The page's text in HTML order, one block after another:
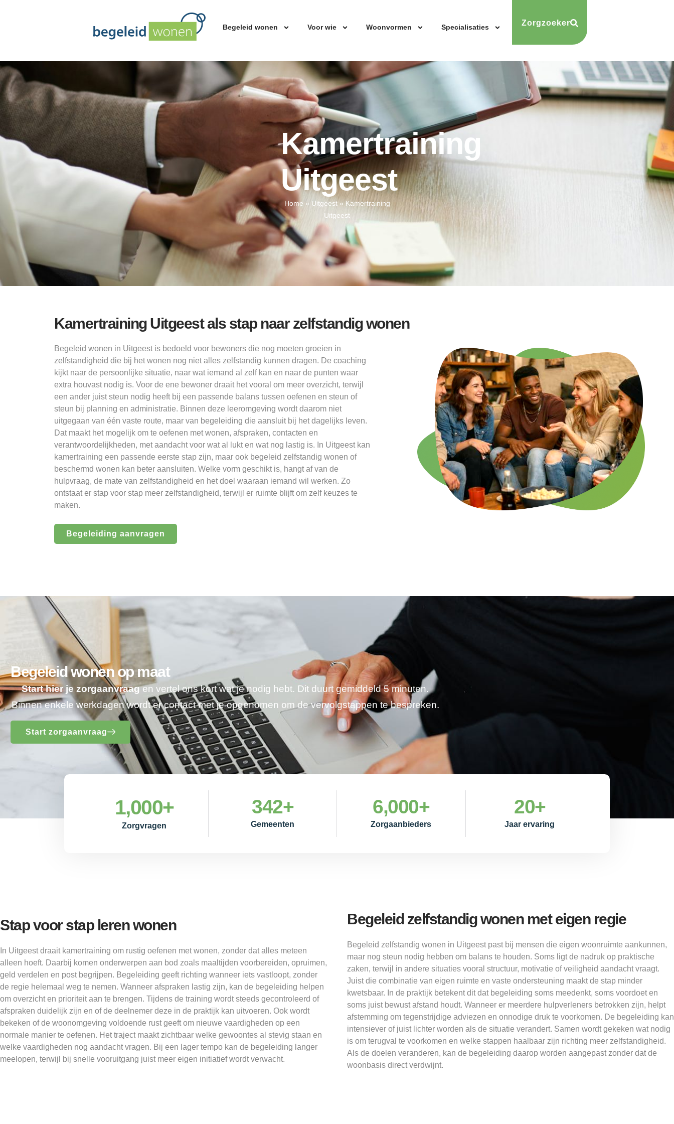
Begeleid wonen Voor wie Woonvormen Specialisaties Zorgzoeker
Kamertraining
Uitgeest
Home » Uitgeest» Kamertraining
Uitgeest
Kamertraining Uitgeest als stap naar zelfstandig wonen
Begeleid wonen in Uitgeest is bedoeld voor bewoners die nog moeten groeien in
zelfstandigheid die bij het wonen nog niet alles zelfstandig kunnen dragen. De coaching
kijkt naar de persoonlijke situatie, naar wat iemand al zelf kan en naar de punten waar
extra houvast nodig is. Voor de ene bewoner draait het vooral om meer overzicht, terwijl
een ander juist steun nodig heeft bij een passende balans tussen oefenen en steun of
steun bij planning en administratie. Binnen deze leeromgeving wordt daarom niet
uitgegaan van één vaste route, maar van begeleiding die aansluit bij het dagelijks leven.
Dat maakt het mogelijk om te oefenen met wonen, afspraken, contacten en
verantwoordelijkheden, met aandacht voor wat al lukt en wat nog lastig is. In Uitgeest kan
kamertraining een passende eerste stap zijn, maar ook begeleid zelfstandig wonen of
beschermd wonen kan beter aansluiten. Welke vorm geschikt is, hangt af van de
hulpvraag, de mate van zelfstandigheid en het doel waaraan iemand wil werken. Zo
ontstaat er stap voor stap meer zelfstandigheid, terwijl er ruimte blijft om zelf keuzes te
maken.
Begeleiding aanvragen
Begeleid wonen op maat
Start hier je zorgaanvraagen vertel ons kort wat je nodig hebt. Dit duurt gemiddeld 5 minuten.
Binnen enkele werkdagen wordt er contact met je opgenomen om de vervolgstappen te bespreken.
Start zorgaanvraag
Zorgvragen
1,000+
Gemeenten
342+
Zorgaanbieders
6,000+
Jaar ervaring
20+
Stap voor stap leren wonen
In Uitgeest draait kamertraining om rustig oefenen met wonen, zonder dat alles meteen
alleen hoeft. Daarbij komen onderwerpen aan bod zoals maaltijden voorbereiden, opruimen,
geld verdelen en post begrijpen. Begeleiding geeft richting wanneer iets vastloopt, zonder
de regie helemaal weg te nemen. Wanneer afspraken lastig zijn, kan de begeleiding helpen
om overzicht en prioriteit aan te brengen. Tijdens de training wordt steeds gecontroleerd of
afspraken duidelijk zijn en of de deelnemer deze in de praktijk kan uitvoeren. Ook wordt
bekeken of de woonomgeving voldoende rust geeft om nieuwe vaardigheden op een
normale manier te oefenen. Het traject maakt zichtbaar welke gewoontes al stevig staan en
welke vaardigheden nog aandacht vragen. Bij een lager tempo kan de begeleiding langer
meelopen, terwijl bij snelle vooruitgang juist meer eigen initiatief wordt verwacht.
Begeleid zelfstandig wonen met eigen regie
Begeleid zelfstandig wonen in Uitgeest past bij mensen die eigen woonruimte aankunnen,
maar nog steun nodig hebben om balans te houden. Soms ligt de nadruk op praktische
zaken, terwijl in andere situaties vooral structuur, motivatie of veiligheid aandacht vraagt.
Juist die combinatie van eigen ruimte en vaste ondersteuning maakt de stap minder
kwetsbaar. In de praktijk betekent dit dat begeleiding soms meedenkt, soms voordoet en
soms juist bewust afstand houdt. Wanneer er meerdere hulpverleners betrokken zijn, helpt
afstemming om tegenstrijdige adviezen en onnodige druk te voorkomen. De begeleiding kan
intensiever of juist lichter worden als de situatie verandert. Samen wordt gekeken wat nodig
is om terugval te voorkomen en welke stappen haalbaar zijn richting meer zelfstandigheid.
Als de doelen veranderen, kan de begeleiding daarop worden aangepast zonder dat de
woonbasis direct verdwijnt.